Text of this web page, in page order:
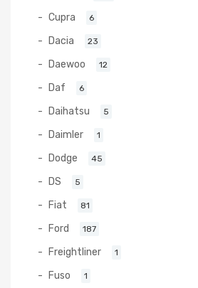
Cupra 6
Dacia 23
Daewoo 12
Daf 6
Daihatsu 5
Daimler 1
Dodge 45
DS 5
Fiat 81
Ford 187
Freightliner 1
Fuso 1